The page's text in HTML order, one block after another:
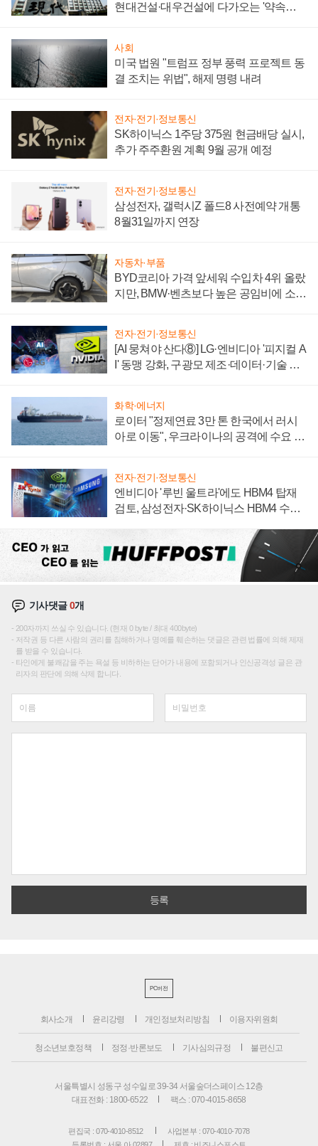
현대건설·대우건설에 다가오는 '약속의
사회
미국 법원 "트럼프 정부 풍력 프로젝트 동
결 조치는 위법", 해제 명령 내려
전자·전기·정보통신
SK하이닉스 1주당 375원 현금배당 실시,
추가 주주환원 계획 9월 공개 예정
전자·전기·정보통신
삼성전자, 갤럭시Z 폴드8 사전예약 개통
8월31일까지 연장
자동차·부품
BYD코리아 가격 앞세워 수입차 4위 올랐
지만, BMW·벤츠보다 높은 공임비에 소비
전자·전기·정보통신
[AI 뭉쳐야 산다⑧] LG·엔비디아 '피지컬 A
I' 동맹 강화, 구광모 제조·데이터·기술 결
화학·에너지
로이터 "정제연료 3만 톤 한국에서 러시
아로 이동", 우크라이나의 공격에 수요 늘
전자·전기·정보통신
엔비디아 '루빈 울트라'에도 HBM4 탑재
검토, 삼성전자·SK하이닉스 HBM4 수율
기사댓글0개
200자까지 쓰실 수 있습니다. (현재 0 byte / 최대 400byte)
저작권 등 다른 사람의 권리를 침해하거나 명예를 훼손하는 댓글은 관련 법률에 의해 제재
를 받을 수 있습니다.
타인에게 불쾌감을 주는 욕설 등 비하하는 단어가 내용에 포함되거나 인신공격성 글은 관
리자의 판단에 의해 삭제 합니다.
PC버전
회사소개 윤리강령 개인정보처리방침 이용자위원회
청소년보호정책 정정·반론보도 기사심의규정 불편신고
서울특별시 성동구 성수일로 39-34 서울숲더스페이스 12층
대표전화 : 1800-6522
팩스 : 070-4015-8658
편집국 : 070-4010-8512
사업본부 : 070-4010-7078